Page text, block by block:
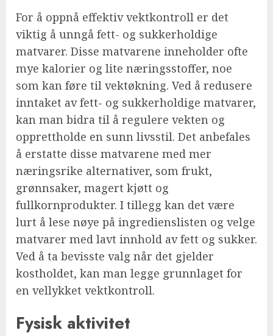
For å oppnå effektiv vektkontroll er det
viktig å unngå fett- og sukkerholdige
matvarer. Disse matvarene inneholder ofte
mye kalorier og lite næringsstoffer, noe
som kan føre til vektøkning. Ved å redusere
inntaket av fett- og sukkerholdige matvarer,
kan man bidra til å regulere vekten og
opprettholde en sunn livsstil. Det anbefales
å erstatte disse matvarene med mer
næringsrike alternativer, som frukt,
grønnsaker, magert kjøtt og
fullkornprodukter. I tillegg kan det være
lurt å lese nøye på ingredienslisten og velge
matvarer med lavt innhold av fett og sukker.
Ved å ta bevisste valg når det gjelder
kostholdet, kan man legge grunnlaget for
en vellykket vektkontroll.
Fysisk aktivitet